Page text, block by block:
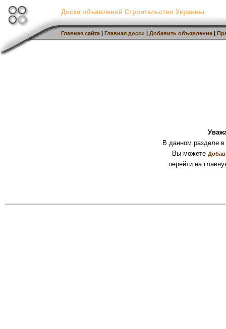
Доска объявлений Строительство Украины
Главная сайта | Главная доски | Добавить объявление |
В данном разделе
Вы можете
перейти на